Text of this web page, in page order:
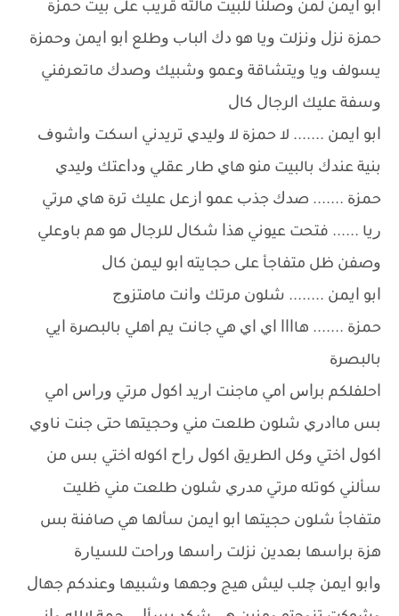
ﺍﺑﻮ ﺍﻳﻤﻦ ﻟﻤﻦ ﻭﺻﻠﻨﺎ ﻟﻠﺒﻴﺖ ﻣﺎﻟﺘﻪ ﻗﺮﻳﺐ ﻋﻠﻰ ﺑﻴﺖ ﺣﻤﺰﺓ
ﺣﻤﺰﺓ ﻧﺰﻝ ﻭﻧﺰﻟﺖ ﻭﻳﺎ ﻫﻮ ﺩﻙ ﺍﻟﺒﺎﺏ ﻭﻃﻠﻊ ﺍﺑﻮ ﺍﻳﻤﻦ ﻭﺣﻤﺰﺓ
ﻳﺴﻮﻟﻒ ﻭﻳﺎ ﻭﻳﺘﺸﺎﻗﺔ ﻭﻋﻤﻮ ﻭﺷﺒﻴﻚ ﻭﺻﺪﻙ ﻣﺎﺗﻌﺮﻓﻨﻲ
ﻭﺳﻔﺔ ﻋﻠﻴﻚ ﺍﻟﺮﺟﺎﻝ ﻛﺎﻝ
ﺍﺑﻮ ﺍﻳﻤﻦ ....... ﻻ ﺣﻤﺰﺓ ﻻ ﻭﻟﻴﺪﻱ ﺗﺮﻳﺪﻧﻲ ﺍﺳﻜﺖ ﻭﺍﺷﻮﻑ
ﺑﻨﻴﺔ ﻋﻨﺪﻙ ﺑﺎﻟﺒﻴﺖ ﻣﻨﻮ ﻫﺎﻱ ﻃﺎﺭ ﻋﻘﻠﻲ ﻭﺩﺍﻋﺘﻚ ﻭﻟﻴﺪﻱ
ﺣﻤﺰﺓ ....... ﺻﺪﻙ ﺟﺬﺏ ﻋﻤﻮ ﺍﺯﻋﻞ ﻋﻠﻴﻚ ﺗﺮﺓ ﻫﺎﻱ ﻣﺮﺗﻲ
ﺭﻳﺎ ...... ﻓﺘﺤﺖ ﻋﻴﻮﻧﻲ ﻫﺬﺍ ﺷﻜﺎﻝ ﻟﻠﺮﺟﺎﻝ ﻫﻮ ﻫﻢ ﺑﺎﻭﻋﻠﻲ
ﻭﺻﻔﻦ ﻇﻞ ﻣﺘﻔﺎﺟﺄ ﻋﻠﻰ ﺣﺠﺎﻳﺘﻪ ﺍﺑﻮ ﻟﻴﻤﻦ ﻛﺎﻝ
ﺍﺑﻮ ﺍﻳﻤﻦ ........ ﺷﻠﻮﻥ ﻣﺮﺗﻚ ﻭﺍﻧﺖ ﻣﺎﻣﺘﺰﻭﺝ
ﺣﻤﺰﺓ ....... ﻫﺎﺍﺍﺍ ﺍﻱ ﺍﻱ ﻫﻲ ﺟﺎﻧﺖ ﻳﻢ ﺍﻫﻠﻲ ﺑﺎﻟﺒﺼﺮﺓ ﺍﻳﻲ
ﺑﺎﻟﺒﺼﺮﺓ
ﺍﺣﻠﻔﻠﻜﻢ ﺑﺮﺍﺱ ﺍﻣﻲ ﻣﺎﺟﻨﺖ ﺍﺭﻳﺪ ﺍﻛﻮﻝ ﻣﺮﺗﻲ ﻭﺭﺍﺱ ﺍﻣﻲ
ﺑﺲ ﻣﺎﺍﺩﺭﻱ ﺷﻠﻮﻥ ﻃﻠﻌﺖ ﻣﻨﻲ ﻭﺣﺠﻴﺘﻬﺎ ﺣﺘﻰ ﺟﻨﺖ ﻧﺎﻭﻱ
ﺍﻛﻮﻝ ﺍﺧﺘﻲ ﻭﻛﻞ ﺍﻟﻄﺮﻳﻖ ﺍﻛﻮﻝ ﺭﺍﺡ ﺍﻛﻮﻟﻪ ﺍﺧﺘﻲ ﺑﺲ ﻣﻦ
ﺳﺄﻟﻨﻲ ﻛﻮﺗﻠﻪ ﻣﺮﺗﻲ ﻣﺪﺭﻱ ﺷﻠﻮﻥ ﻃﻠﻌﺖ ﻣﻨﻲ ﻇﻠﻴﺖ
ﻣﺘﻔﺎﺟﺄ ﺷﻠﻮﻥ ﺣﺠﻴﺘﻬﺎ ﺍﺑﻮ ﺍﻳﻤﻦ ﺳﺄﻟﻬﺎ ﻫﻲ ﺻﺎﻓﻨﺔ ﺑﺲ
ﻫﺰﺓ ﺑﺮﺍﺳﻬﺎ ﺑﻌﺪﻳﻦ ﻧﺰﻟﺖ ﺭﺍﺳﻬﺎ ﻭﺭﺍﺣﺖ ﻟﻠﺴﻴﺎﺭﺓ
ﻭﺍﺑﻮ ﺍﻳﻤﻦ ﭼﻠﺐ ﻟﻴﺶ ﻫﻴﺞ ﻭﺟﻬﻬﺎ ﻭﺷﺒﻴﻬﺎ ﻭﻋﻨﺪﻛﻢ ﺟﻬﺎﻝ